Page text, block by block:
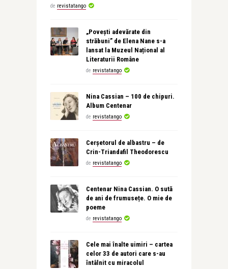
de revistatango
„Povești adevărate din
străbuni” de Elena Nane s-a
lansat la Muzeul Național al
Literaturii Române
de revistatango
Nina Cassian – 100 de chipuri.
Album Centenar
de revistatango
Cerșetorul de albastru – de
Crin-Triandafil Theodorescu
de revistatango
Centenar Nina Cassian. O sută
de ani de frumusețe. O mie de
poeme
de revistatango
Cele mai înalte uimiri – cartea
celor 33 de autori care s-au
întâlnit cu miracolul